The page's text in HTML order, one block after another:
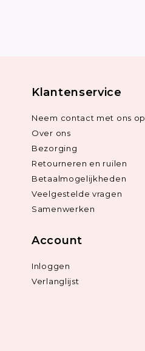
Klantenservice
Neem contact met ons op
Over ons
Bezorging
Retourneren en ruilen
Betaalmogelijkheden
Veelgestelde vragen
Samenwerken
Account
Inloggen
Verlanglijst